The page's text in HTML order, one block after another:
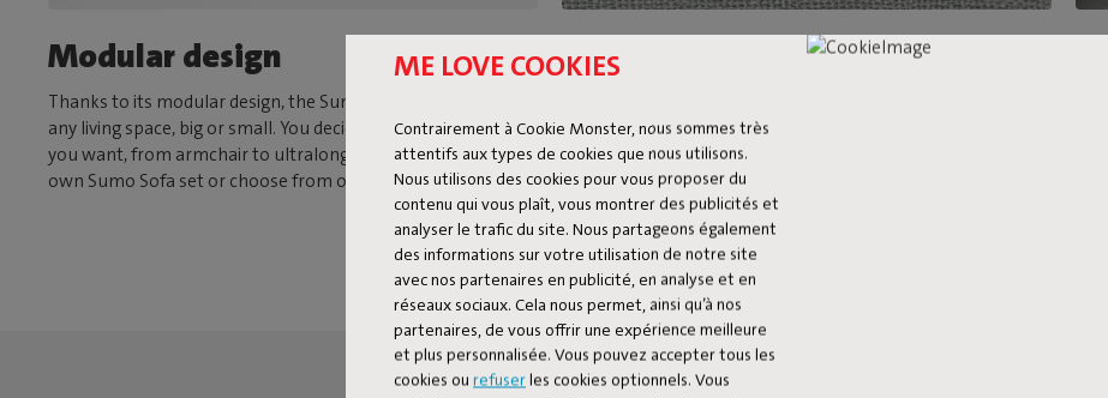
ME LOVE COOKIES
Contrairement à Cookie Monster, nous sommes très
attentifs aux types de cookies que nous utilisons.
Nous utilisons des cookies pour vous proposer du
contenu qui vous plaît, vous montrer des publicités et
analyser le trafic du site. Nous partageons également
des informations sur votre utilisation de notre site
avec nos partenaires en publicité, en analyse et en
réseaux sociaux. Cela nous permet, ainsi qu’à nos
partenaires, de vous offrir une expérience meilleure
et plus personnalisée. Vous pouvez accepter tous les
cookies ou refuserles cookies optionnels. Vous
Modular design
Thanks to its modular design, the Sumo Sofa is suitable for
any living space, big or small. You decide what size and shape
you want, from armchair to ultralong sofa. Assemble your
own Sumo Sofa set or choose from one of our fixed sets.
Housses amovibles et lavables
remplacer les housses de ton Sumo Sofa par une autre
couleur ou un autre tissu. En plus, les housses sont lavables.
Gros accident ? Alors on te renvoie volontiers vers notre
guide des taches.